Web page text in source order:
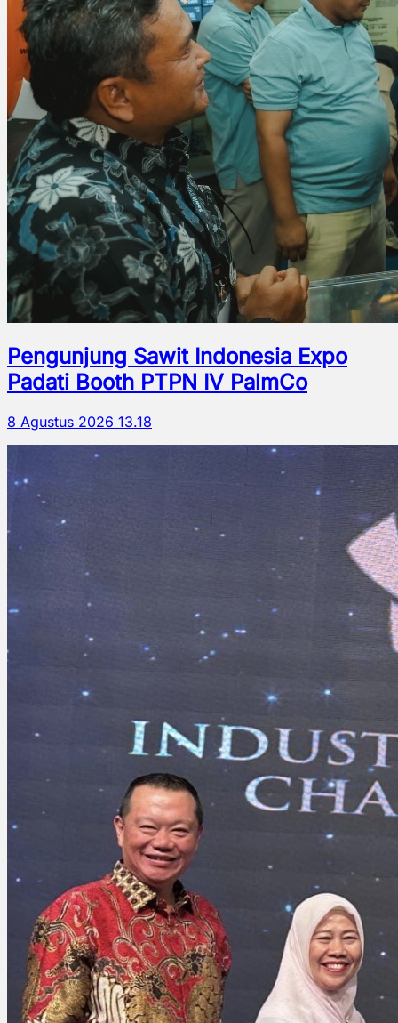
Pengunjung Sawit Indonesia Expo
Padati Booth PTPN IV PalmCo
8 Agustus 2026 13.18